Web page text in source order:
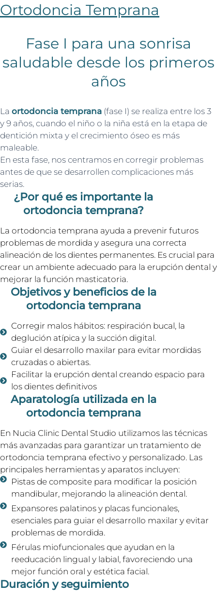
Ortodoncia Temprana
Fase I para una sonrisa
saludable desde los primeros
años
La ortodoncia temprana (fase I) se realiza entre los 3
y 9 años, cuando el niño o la niña está en la etapa de
dentición mixta y el crecimiento óseo es más
maleable.
En esta fase, nos centramos en corregir problemas
antes de que se desarrollen complicaciones más
serias.
¿Por qué es importante la
ortodoncia temprana?
La ortodoncia temprana ayuda a prevenir futuros
problemas de mordida y asegura una correcta
alineación de los dientes permanentes. Es crucial para
crear un ambiente adecuado para la erupción dental y
mejorar la función masticatoria.
Objetivos y beneficios de la
ortodoncia temprana
Corregir malos hábitos: respiración bucal, la
deglución atípica y la succión digital.
Guiar el desarrollo maxilar para evitar mordidas
cruzadas o abiertas.
Facilitar la erupción dental creando espacio para
los dientes definitivos
Aparatología utilizada en la
ortodoncia temprana
En Nucia Clinic Dental Studio utilizamos las técnicas
más avanzadas para garantizar un tratamiento de
ortodoncia temprana efectivo y personalizado. Las
principales herramientas y aparatos incluyen:
Pistas de composite para modificar la posición
mandibular, mejorando la alineación dental.
Expansores palatinos y placas funcionales,
esenciales para guiar el desarrollo maxilar y evitar
problemas de mordida.
Férulas miofuncionales que ayudan en la
reeducación lingual y labial, favoreciendo una
mejor función oral y estética facial.
Duración y seguimiento